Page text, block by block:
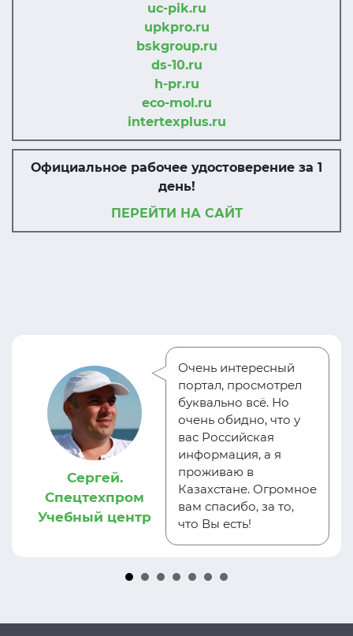
uc-pik.ru
upkpro.ru
bskgroup.ru
ds-10.ru
h-pr.ru
eco-mol.ru
intertexplus.ru
Официальное рабочее удостоверение за 1
день!
ПЕРЕЙТИ НА САЙТ
Сергей.
Спецтехпром
Учебный центр
Очень интересный
портал, просмотрел
буквально всё. Но
очень обидно, что у
вас Российская
информация, а я
проживаю в
Казахстане. Огромное
вам спасибо, за то,
что Вы есть!